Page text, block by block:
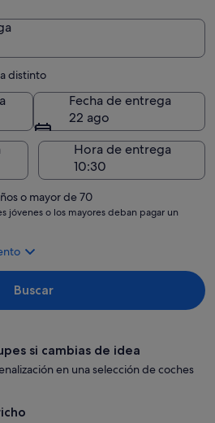
distinto
Fecha de entrega
22 ago
Hora de entrega
o mayor de 70
jóvenes o los mayores deban pagar un
Buscar
si cambias de idea
en una selección de coches